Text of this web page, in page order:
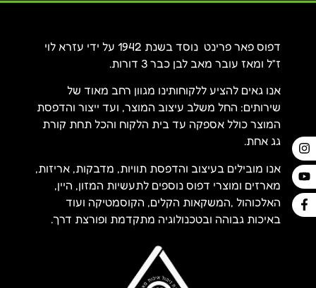
דפוס פאר פרינט נוסד בשנת 1942 על ידי עזרא לוי
ז”ל ומאז עובר מאב לבן כבר 3 דורות.
אנו גאים להציע ללקוחותינו מגוון רחב מאוד של
שירותים: החל משלב עיצוב המוצר, ועד ייצור והדפסת
המוצר כולל אספקה עד בית הלקוח והכל תחת קורת
גג אחת.
אנו מובילים בעיצוב והדפסת תוויות, מדבקות, אריזות,
מארזים ומוצרי דפוס נוספים לתעשיות המזון, היין,
האלכוהול ,המשקאות הקלים, הקוסמטיקה ועוד
באיכות גבוהה ובטכנולוגיה מתקדמת ופורצת דרך.